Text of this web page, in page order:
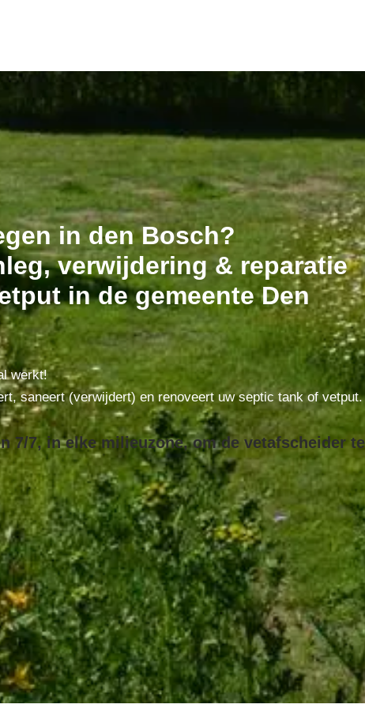
in den Bosch?
verwijdering & reparatie
in de gemeente Den
werkt!
saneert (verwijdert) en renoveert uw septic tank of vetput.
7/7, in elke milieuzone, om de vetafscheider te